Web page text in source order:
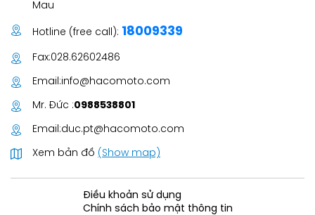
Mau
Hotline (free call): 18009339
Fax:028.62602486
Email:info@hacomoto.com
Mr. Đức :0988538801
Email:duc.pt@hacomoto.com
Xem bản đồ (Show map)
Điều khoản sử dụng
Chính sách bảo mật thông tin